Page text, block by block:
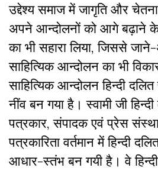
उद्देश्य समाज में जागृति और
अपने आन्दोलनों को आगे बढ़ाने के
का भी सहारा लिया, जिससे
साहित्यिक आन्दोलन का भी
साहित्यिक आन्दोलन हिन्दी
नींव बन गया है। स्वामी जी
पत्रकार, संपादक एवं प्रेस
पत्रकारिता वर्तमान में हिन्दी
आधार-स्तंभ बन गयी है। वे